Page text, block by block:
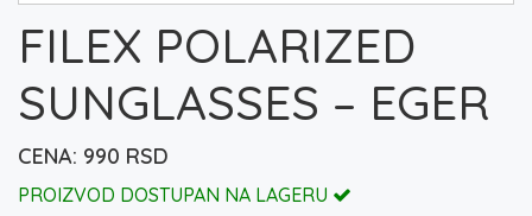
FILEX POLARIZED
SUNGLASSES – EGER
990 RSD
PROIZVOD DOSTUPAN NA LAGERU